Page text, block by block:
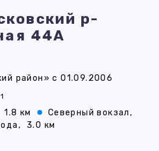
р-
44А
район» с 01.09.2006
1.8 км
Северный вокзал,
3.0 км